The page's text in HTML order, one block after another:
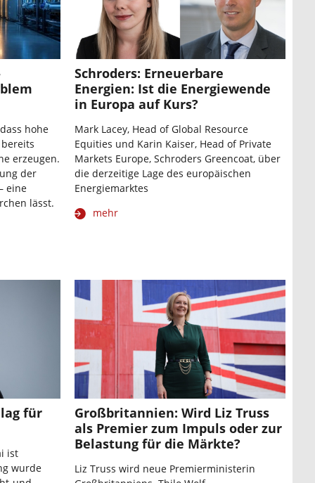
hohe
erzeugen.
der
eine
lässt.
Schroders: Erneuerbare
Energien: Ist die Energiewende
in Europa auf Kurs?
Mark Lacey, Head of Global Resource
Equities und Karin Kaiser, Head of Private
Markets Europe, Schroders Greencoat, über
die derzeitige Lage des europäischen
Energiemarktes
mehr
für
ist
wurde
Großbritannien: Wird Liz Truss
als Premier zum Impuls oder zur
Belastung für die Märkte?
Liz Truss wird neue Premierministerin